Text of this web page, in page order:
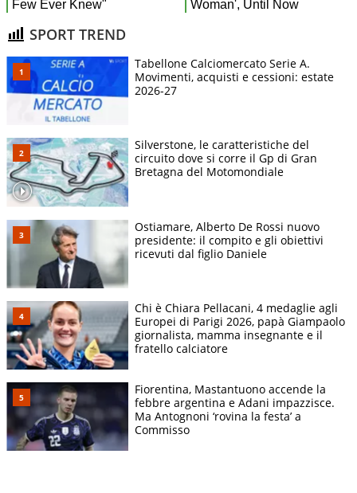
SPORT TREND
Tabellone Calciomercato Serie A.
Movimenti, acquisti e cessioni: estate
2026-27
Silverstone, le caratteristiche del
circuito dove si corre il Gp di Gran
Bretagna del Motomondiale
Ostiamare, Alberto De Rossi nuovo
presidente: il compito e gli obiettivi
ricevuti dal figlio Daniele
Chi è Chiara Pellacani, 4 medaglie agli
Europei di Parigi 2026, papà Giampaolo
giornalista, mamma insegnante e il
fratello calciatore
Fiorentina, Mastantuono accende la
febbre argentina e Adani impazzisce.
Ma Antognoni ‘rovina la festa’ a
Commisso